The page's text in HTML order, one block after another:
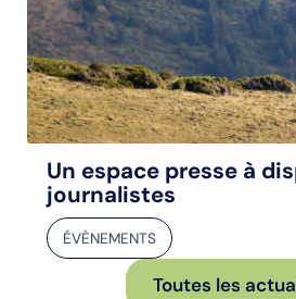
Un espace presse à
journalistes
ÉVÈNEMENTS
Toutes les